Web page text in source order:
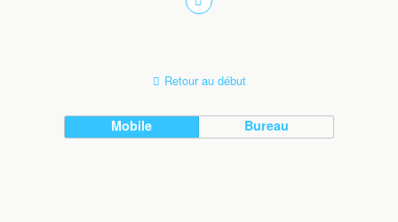
Retour au début
Mobile Bureau